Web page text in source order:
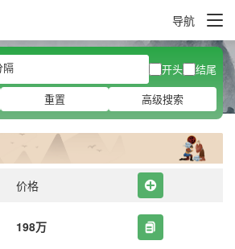
导航
开头
结尾
重置 高级搜索
价格
198万